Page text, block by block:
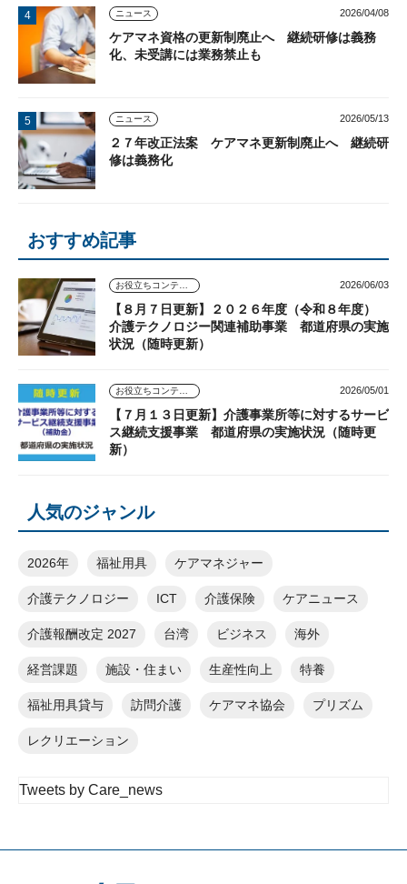
ニュース 2026/04/08
ケアマネ資格の更新制廃止へ 継続研修は義務
化、未受講には業務禁止も
ニュース 2026/05/13
２７年改正法案 ケアマネ更新制廃止へ 継続研
修は義務化
おすすめ記事
お役立ちコンテンツ 2026/06/03
【８月７日更新】２０２６年度（令和８年度）
介護テクノロジー関連補助事業 都道府県の実施
状況（随時更新）
お役立ちコンテンツ 2026/05/01
【７月１３日更新】介護事業所等に対するサービ
ス継続支援事業 都道府県の実施状況（随時更
新）
人気のジャンル
2026年 福祉用具 ケアマネジャー
介護テクノロジー ICT 介護保険 ケアニュース
介護報酬改定 2027 台湾 ビジネス 海外
経営課題 施設・住まい 生産性向上 特養
福祉用具貸与 訪問介護 ケアマネ協会 プリズム
レクリエーション
Tweets by Care_news